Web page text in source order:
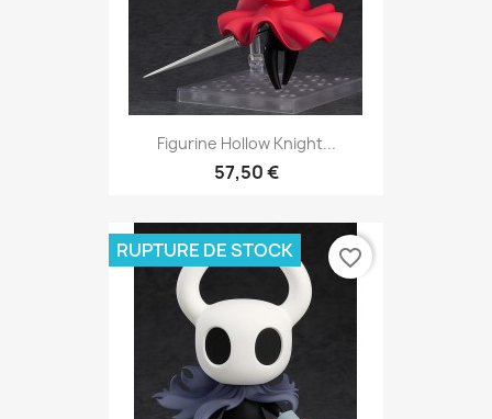
Figurine Hollow Knight...
57,50 €
RUPTURE DE STOCK favorite_border